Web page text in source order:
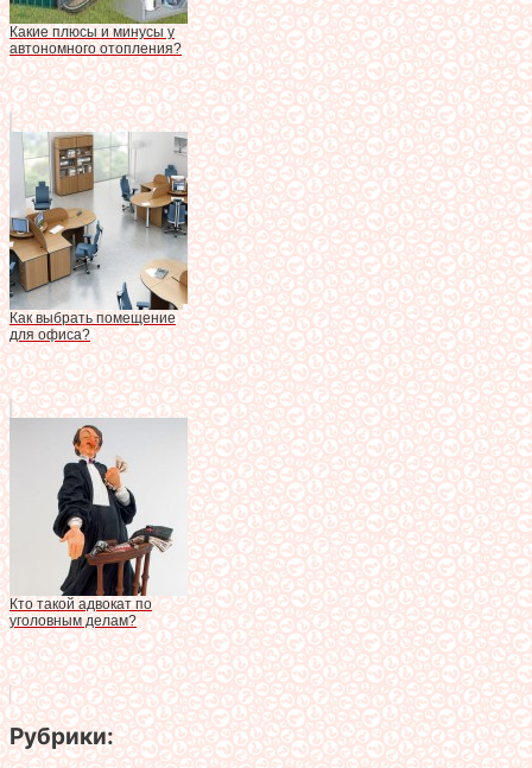
Какие плюсы и минусы у
автономного отопления?
Как выбрать помещение
для офиса?
Кто такой адвокат по
уголовным делам?
Рубрики: